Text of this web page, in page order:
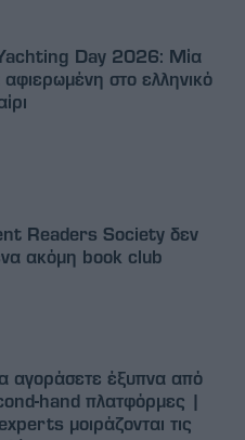
Day 2026: Μία
στο ελληνικό
Readers Society δεν
ακόμη book club
αγοράσετε έξυπνα από
hand πλατφόρμες |
μοιράζονται τις